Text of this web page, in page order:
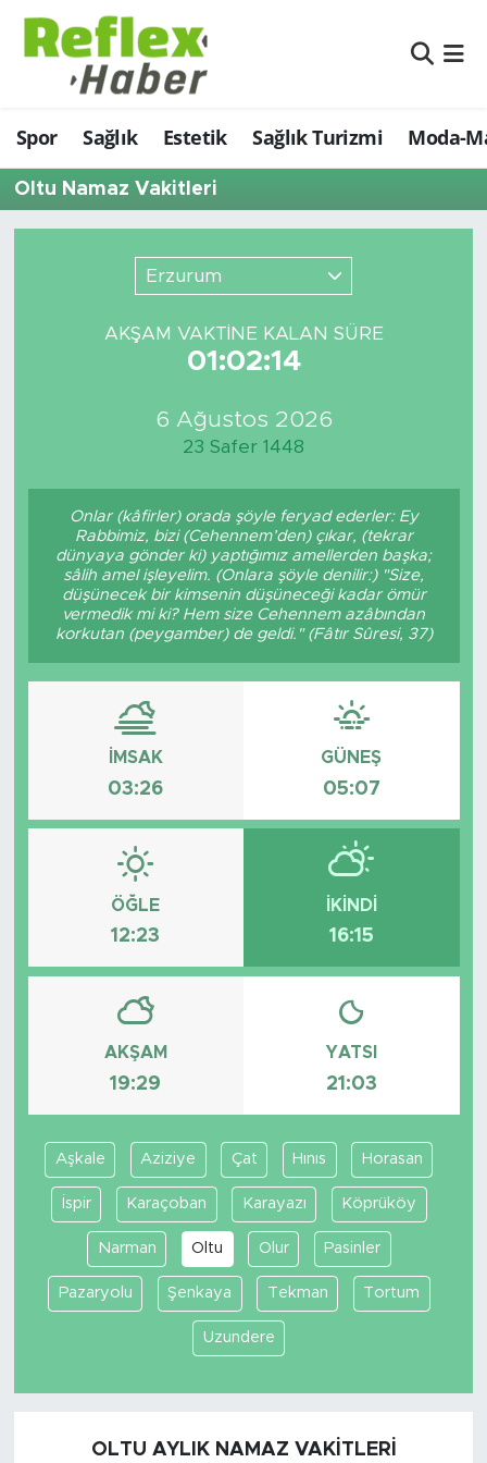
Spor Sağlık Estetik Sağlık Turizmi Moda-
Oltu Namaz Vakitleri
Erzurum
AKŞAM VAKTİNE KALAN SÜRE
01:02:14
6 Ağustos 2026
23 Safer 1448
Onlar (kâfirler) orada şöyle feryad ederler: Ey
Rabbimiz, bizi (Cehennem’den) çıkar, (tekrar
dünyaya gönder ki) yaptığımız amellerden başka;
sâlih amel işleyelim. (Onlara şöyle denilir:) "Size,
düşünecek bir kimsenin düşüneceği kadar ömür
vermedik mi ki? Hem size Cehennem azâbından
korkutan (peygamber) de geldi." (Fâtır Sûresi, 37)
İMSAK
03:26
GÜNEŞ
05:07
ÖĞLE
12:23
İKINDI
16:15
AKŞAM
19:29
YATSI
21:03
Aşkale Aziziye Çat Hınıs Horasan
İspir Karaçoban Karayazı Köprüköy
Narman Oltu Olur Pasinler
Pazaryolu Şenkaya Tekman Tortum
Uzundere
OLTU AYLIK NAMAZ VAKITLERI
Eğitim
Estetik
Firmalardan
Moda-Magazin-Eğlence
Sanat
Spor
Teknoloji
Nöbetçi Eczaneler
Hava Durumu
Namaz Vakitleri
Tüm Manşetler
Son Dakika Haberleri